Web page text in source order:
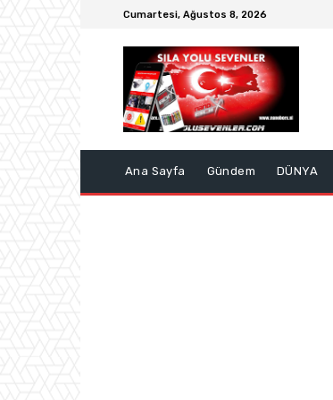
Cumartesi, Ağustos 8, 2026
Ana Sayfa Gündem DÜNYA